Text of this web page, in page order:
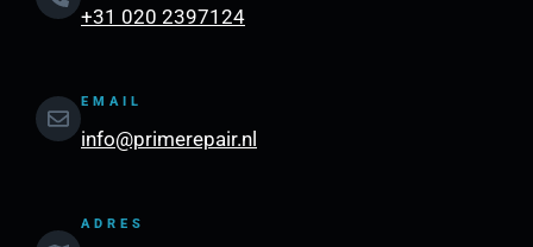
+31 020 2397124
EMAIL
info@primerepair.nl
ADRES